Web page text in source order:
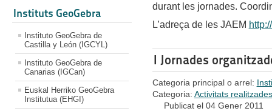
Instituts GeoGebra
Instituto GeoGebra de
Castilla y León (IGCYL)
Instituto GeoGebra de
Canarias (IGCan)
Euskal Herriko GeoGebra
Institutua (EHGI)
durant les jornades.
L’adreça de les JAEM
I Jornades
Categoria principal o arrel:
Categoria: Activitats realitzades
Publicat el 04 Gener 2011